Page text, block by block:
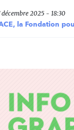
décembre 2025 - 18:30
la Fondation